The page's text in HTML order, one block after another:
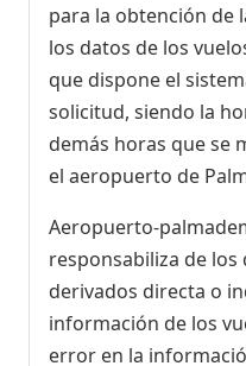
para la obtención de
los datos de los
que dispone el
solicitud, siendo la
demás horas que se
el aeropuerto de
Aeropuerto-
responsabiliza de
derivados directa o
información de los
error en la